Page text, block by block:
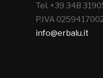
Tel. +39 348
P.IVA
info@erbalu.it